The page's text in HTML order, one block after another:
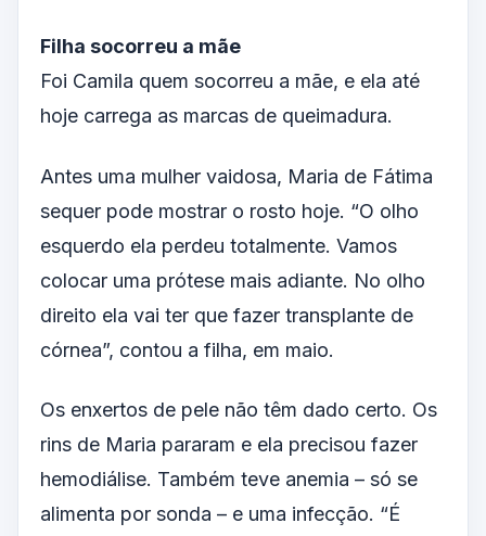
Filha socorreu a mãe
Foi Camila quem socorreu a mãe, e ela até
hoje carrega as marcas de queimadura.
Antes uma mulher vaidosa, Maria de Fátima
sequer pode mostrar o rosto hoje. “O olho
esquerdo ela perdeu totalmente. Vamos
colocar uma prótese mais adiante. No olho
direito ela vai ter que fazer transplante de
córnea”, contou a filha, em maio.
Os enxertos de pele não têm dado certo. Os
rins de Maria pararam e ela precisou fazer
hemodiálise. Também teve anemia – só se
alimenta por sonda – e uma infecção. “É